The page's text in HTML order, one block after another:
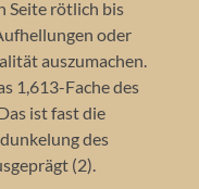
Seite rötlich bis
oder
auszumachen.
1,613-Fache des
ist fast die
des
(2).